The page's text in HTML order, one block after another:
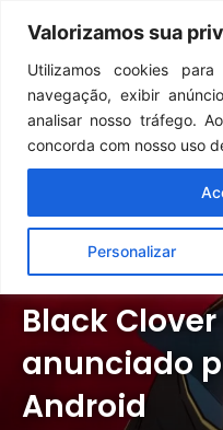
Valorizamos sua
Utilizamos cookies
navegação, exibir
analisar nosso tráfego.
concorda com nosso uso
Personalizar
Menu
Android / iOS Notícias
Black
anunciado
Android